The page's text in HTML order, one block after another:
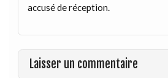
accusé de réception.
Laisser un commentaire